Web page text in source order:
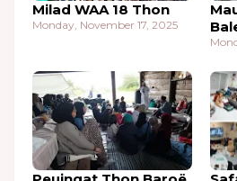
Milad WAA 18 Thon
Monday, November 17, 2025